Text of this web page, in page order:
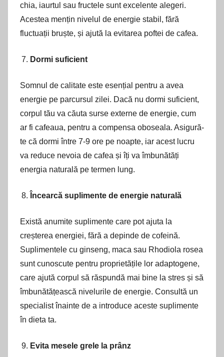
chia, iaurtul sau fructele sunt excelente alegeri.
Acestea mențin nivelul de energie stabil, fără
fluctuații bruște, și ajută la evitarea poftei de cafea.
Dormi suficient
Somnul de calitate este esențial pentru a avea
energie pe parcursul zilei. Dacă nu dormi suficient,
corpul tău va căuta surse externe de energie, cum
ar fi cafeaua, pentru a compensa oboseala. Asigură-
te că dormi între 7-9 ore pe noapte, iar acest lucru
va reduce nevoia de cafea și îți va îmbunătăți
energia naturală pe termen lung.
Încearcă suplimente de energie naturală
Există anumite suplimente care pot ajuta la
creșterea energiei, fără a depinde de cofeină.
Suplimentele cu ginseng, maca sau Rhodiola rosea
sunt cunoscute pentru proprietățile lor adaptogene,
care ajută corpul să răspundă mai bine la stres și să
îmbunătățească nivelurile de energie. Consultă un
specialist înainte de a introduce aceste suplimente
în dieta ta.
Evita mesele grele la prânz